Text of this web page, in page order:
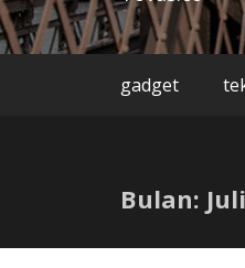
gadget
Bulan: